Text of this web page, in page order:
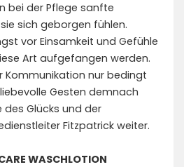
bei der Pflege sanfte
sich geborgen fühlen.
vor Einsamkeit und Gefühle
Art aufgefangen werden.
Kommunikation nur bedingt
Gesten demnach
Glücks und der
Fitzpatrick weiter.
WASCHLOTION